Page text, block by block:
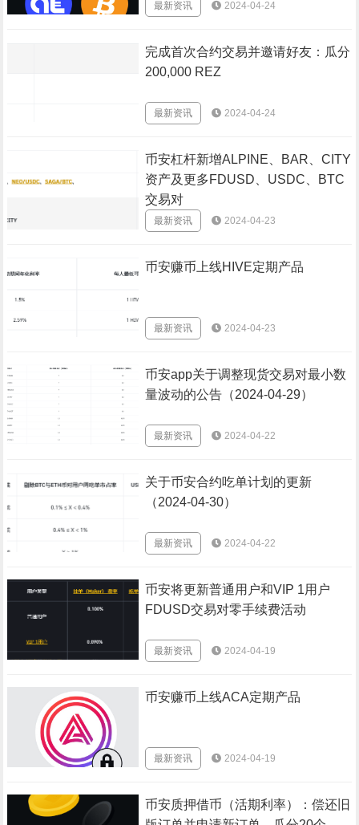
最新资讯 2024-04-24
完成首次合约交易并邀请好友：瓜分
200,000 REZ
最新资讯 2024-04-24
币安杠杆新增ALPINE、BAR、CITY
资产及更多FDUSD、USDC、BTC
交易对
最新资讯 2024-04-23
币安赚币上线HIVE定期产品
最新资讯 2024-04-23
币安app关于调整现货交易对最小数
量波动的公告（2024-04-29）
最新资讯 2024-04-22
关于币安合约吃单计划的更新
（2024-04-30）
最新资讯 2024-04-22
币安将更新普通用户和VIP 1用户
FDUSD交易对零手续费活动
最新资讯 2024-04-19
币安赚币上线ACA定期产品
最新资讯 2024-04-19
币安质押借币（活期利率）：偿还旧